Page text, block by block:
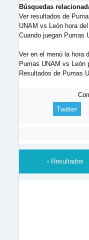
Búsquedas
Ver resultados de
UNAM vs León hora
Cuando juegan Pumas
Ver en el menú la hora
Pumas UNAM vs León
Resultados de Pumas
Twitter
‹ Resultados